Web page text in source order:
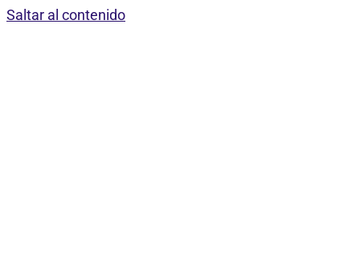
Saltar al contenido